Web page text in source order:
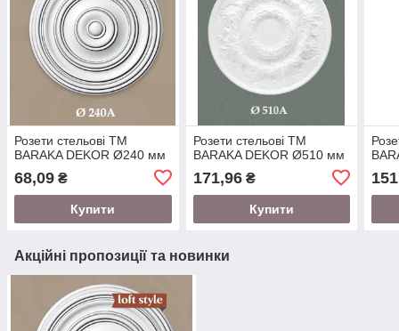
Розети стельові TM
BARAKA DEKOR Ø240 мм
68,09 ₴
Купити
Розети стельові TM
BARAKA DEKOR Ø510 мм
171,96₴
Купити
Акційні пропозиції та новинки